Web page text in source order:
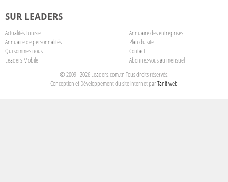
SUR LEADERS
Actualités Tunisie
Annuaire des entreprises
Annuaire de personnalités
Plan du site
Qui sommes nous
Contact
Leaders Mobile
Abonnez-vous au mensuel
© 2009 - 2026 Leaders.com.tn Tous droits réservés.
Conception et Développement du site internet parTanit web